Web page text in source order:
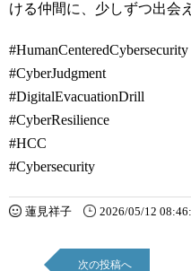
ける仲間に、少しずつ出会
#HumanCenteredCybersecurity
#CyberJudgment
#DigitalEvacuationDrill
#CyberResilience
#HCC
#Cybersecurity
蓮見祥子 2026/05/12
次の投稿へ